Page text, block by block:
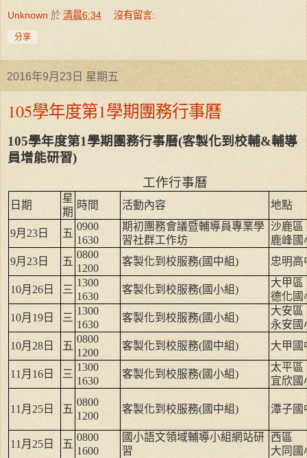
Unknown 於 清晨6:34 沒有留言:
分享
2016年9月23日 星期五
105學年度第1學期團務行事曆
105學年度第1學期團務行事曆(客製化到校輔&輔導
員增能研習)
工作行事曆
日期
星
期
時間 活動內容 地點
9月 23日 五
0900
1630
期初團務會議暨輔導員專業學
習社群工作坊
沙鹿區
鹿峰國
9月 23日 五
0800
1200
客製化到校服務(國中組) 忠明高
10月 26日 三
1300
1630
客製化到校服務(國小組)
大甲區
德化國
10月 19日 三
1300
1630
客製化到校服務(國小組)
大安區
永安國
10月 28日 五
0800
1200
客製化到校服務(國中組) 大甲國
11 月 16日 三
1300
1630
客製化到校服務(國小組)
太平區
宜欣國
11 月 25日 五
0800
1200
客製化到校服務(國中組) 潭子國
11 月 25日 五
0800
1600
國小語文領域輔導小組網站研
習
西區
大同國